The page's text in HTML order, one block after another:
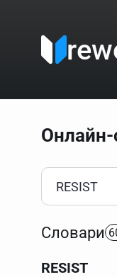
Онлайн-
Как
Прежде
Если
Для более
Словари
RESIST